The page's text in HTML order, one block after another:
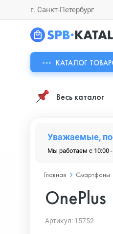
г. Санкт-Петербург
КАТАЛОГ
Весь каталог
Уважаемые,
Мы работаем с 10:00
Главная Смартфоны
Артикул: 15752